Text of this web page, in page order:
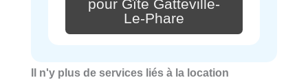
pour Gîte Gatteville-
Le-Phare
Il n'y plus de services liés à la location